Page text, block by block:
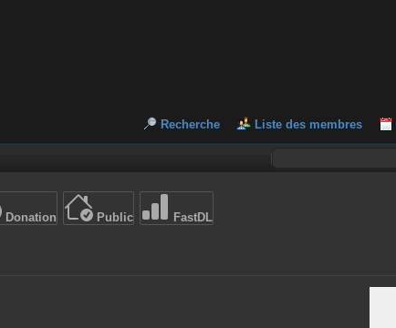
Recherche Liste des membres
Donation Public FastDL